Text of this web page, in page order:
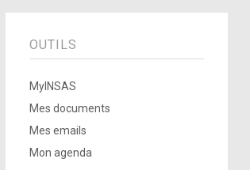
OUTILS
MyINSAS
Mes documents
Mes emails
Mon agenda